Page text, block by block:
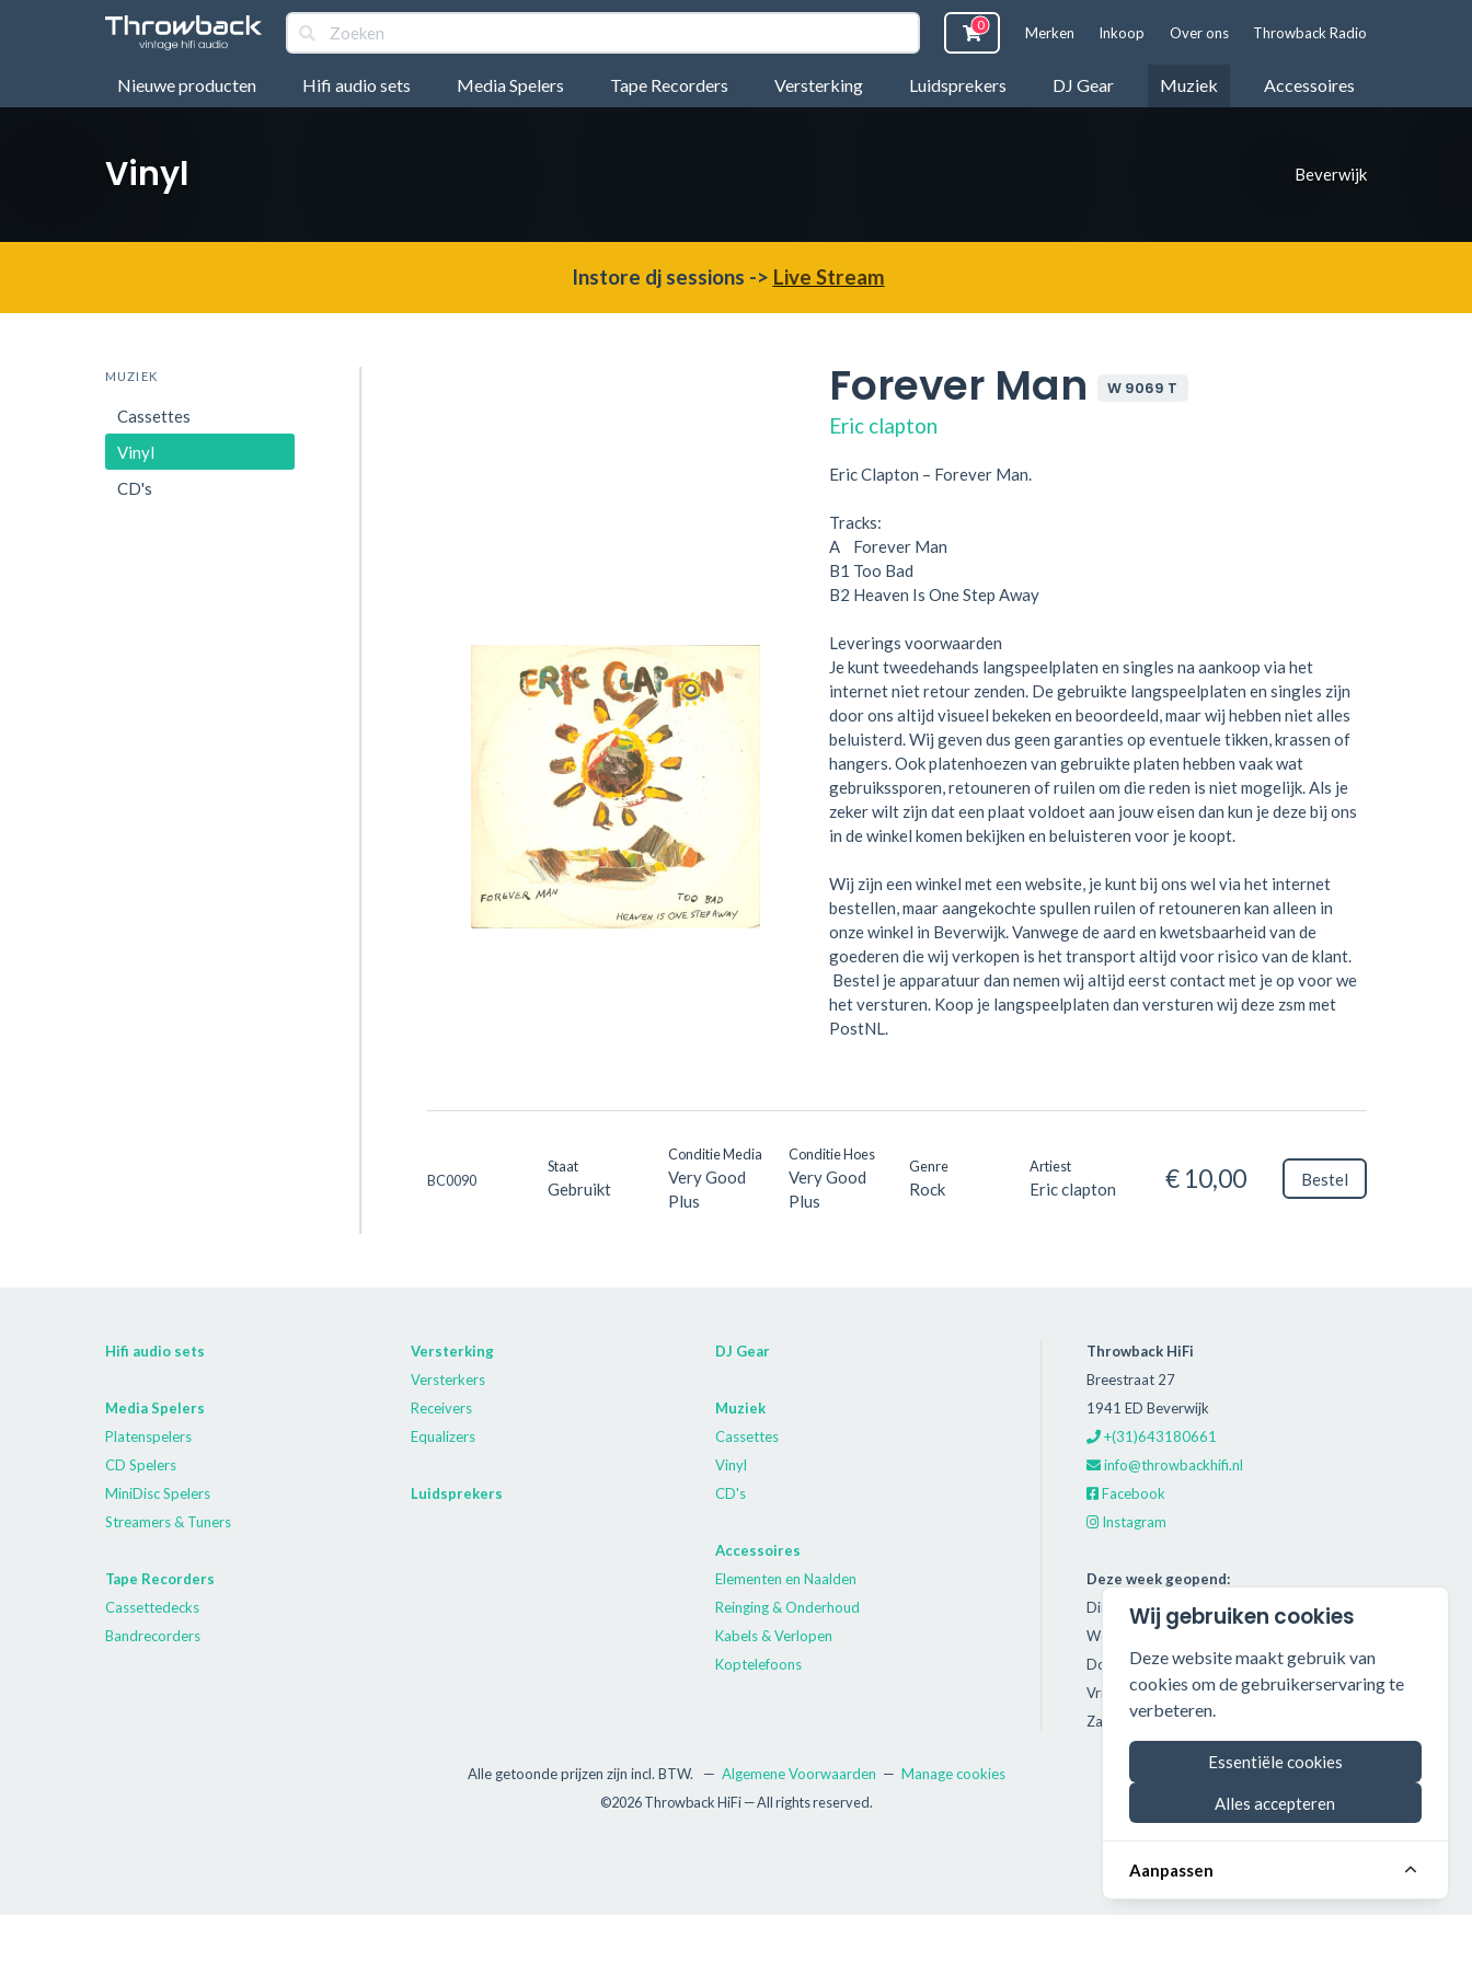
Nieuwe producten Hifi audio sets Media Spelers Tape Recorders Versterking Luidsprekers DJ Gear Muziek Accessoires
Merken Inkoop Over ons Throwback Radio
Vinyl Beverwijk
Instore dj sessions -> Live Stream
MUZIEK
Cassettes
Vinyl
CD's
Forever Man W 9069 T
Eric clapton
Eric Clapton – Forever Man.
Tracks:
A
Forever Man
B1 Too Bad
B2 Heaven Is One Step Away
Leverings voorwaarden
Je kunt tweedehands langspeelplaten en singles na aankoop via het
internet niet retour zenden. De gebruikte langspeelplaten en singles zijn
door ons altijd visueel bekeken en beoordeeld, maar wij hebben niet alles
beluisterd. Wij geven dus geen garanties op eventuele tikken, krassen of
hangers. Ook platenhoezen van gebruikte platen hebben vaak wat
gebruikssporen, retouneren of ruilen om die reden is niet mogelijk. Als je
zeker wilt zijn dat een plaat voldoet aan jouw eisen dan kun je deze bij ons
in de winkel komen bekijken en beluisteren voor je koopt.
Wij zijn een winkel met een website, je kunt bij ons wel via het internet
bestellen, maar aangekochte spullen ruilen of retouneren kan alleen in
onze winkel in Beverwijk. Vanwege de aard en kwetsbaarheid van de
goederen die wij verkopen is het transport altijd voor risico van de klant.
Bestel je apparatuur dan nemen wij altijd eerst contact met je op voor we
het versturen. Koop je langspeelplaten dan versturen wij deze zsm met
PostNL.
BC0090
Staat
Gebruikt
Conditie Media
Very Good
Plus
Conditie Hoes
Very Good
Plus
Genre
Rock
Artiest
Eric clapton € 10,00 Bestel
Hifi audio sets
Media Spelers
Platenspelers
CD Spelers
MiniDisc Spelers
Streamers & Tuners
Tape Recorders
Cassettedecks
Bandrecorders
Versterking
Versterkers
Receivers
Equalizers
Luidsprekers
DJ Gear
Muziek
Cassettes
Vinyl
CD's
Accessoires
Elementen en Naalden
Reinging & Onderhoud
Kabels & Verlopen
Koptelefoons
Throwback HiFi
Breestraat 27
1941 ED Beverwijk
+(31)643180661
info@throwbackhifi.nl
Facebook
Instagram
Deze week geopend:
Dinsdag: 11:00 - 18:00
Woensdag: 11:00 - 18:00
Donderdag: 11:00 - 21:00
Vrijdag: 11:00 - 18:00
Zaterdag: 11:00 - 17:00
Alle getoonde prijzen zijn incl. BTW. — Algemene Voorwaarden — Manage cookies
©2026 Throwback HiFi — All rights reserved.
Wij gebruiken cookies
Deze website maakt gebruik van
cookies om de gebruikerservaring te
verbeteren.
Essentiële cookies
Alles accepteren
Aanpassen